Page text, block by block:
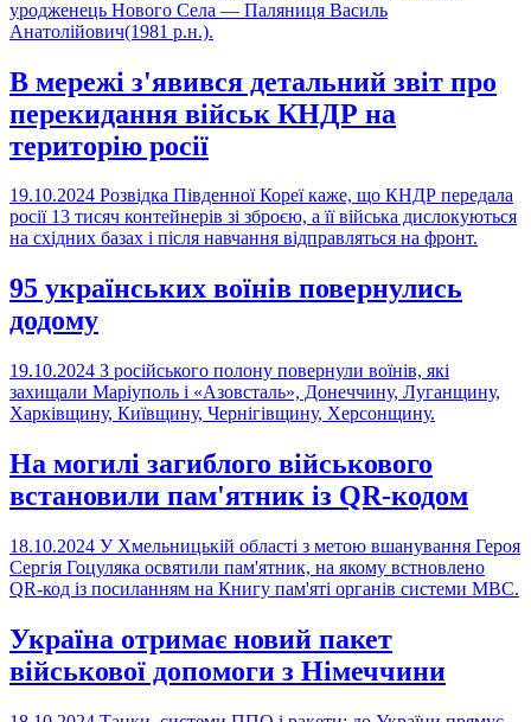
уродженець Нового Села — Паляниця Василь
Анатолійович(1981 р.н.).
В мережі з'явився детальний звіт про
перекидання військ КНДР на
територію росії
19.10.2024 Розвідка Південної Кореї каже, що КНДР передала
росії 13 тисяч контейнерів зі зброєю, а її війська дислокуються
на східних базах і після навчання відправляться на фронт.
95 українських воїнів повернулись
додому
19.10.2024 З російського полону повернули воїнів, які
захищали Маріуполь і «Азовсталь», Донеччину, Луганщину,
Харківщину, Київщину, Чернігівщину, Херсонщину.
На могилі загиблого військового
встановили пам'ятник із QR-кодом
18.10.2024 У Хмельницькій області з метою вшанування Героя
Сергія Гоцуляка освятили пам'ятник, на якому встновлено
QR-код із посиланням на Книгу пам'яті органів системи МВС.
Україна отримає новий пакет
військової допомоги з Німеччини